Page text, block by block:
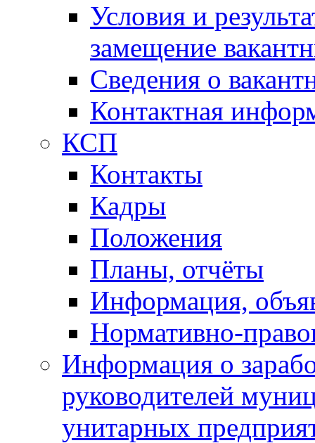
Условия и
замещение
Сведения о
Контактная
КСП
Контакты
Кадры
Положения
Планы, отчёты
Информация,
Нормативно-
Информация о
руководителей
унитарных